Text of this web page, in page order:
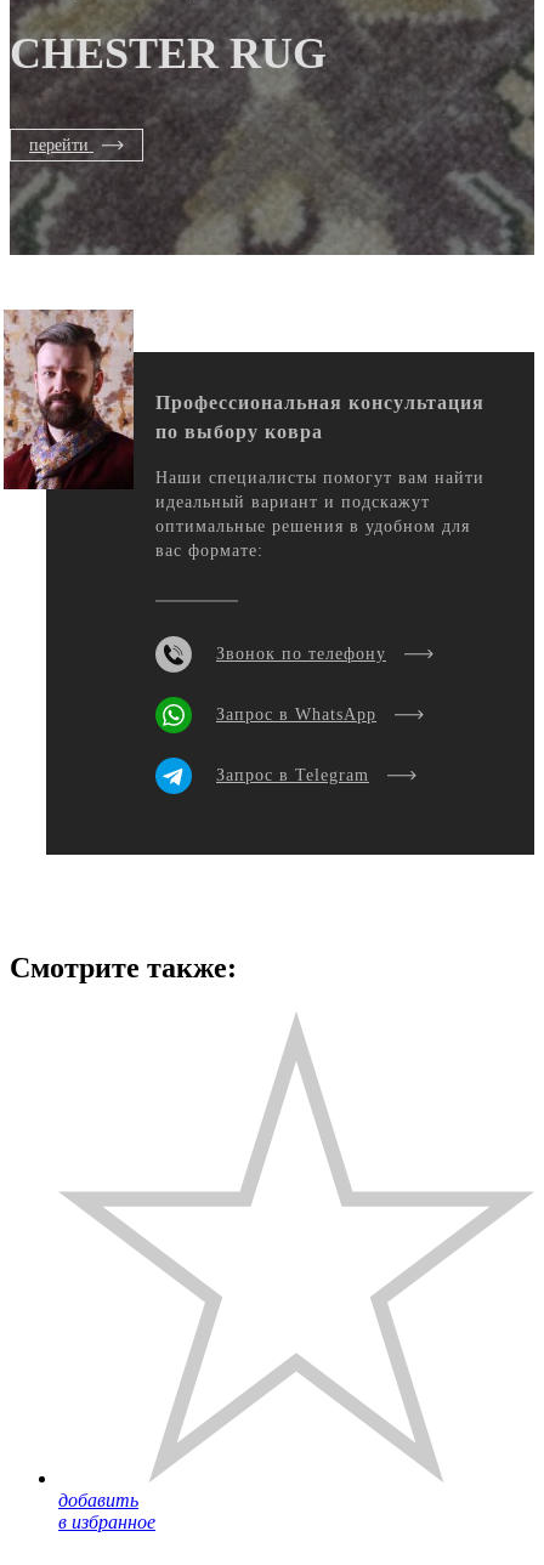
CHESTER RUG
перейти
Профессиональная консультация
по выбору ковра
Наши специалисты помогут вам найти
идеальный вариант и подскажут
оптимальные решения в удобном для
вас формате:
Звонок по телефону
Запрос в WhatsApp
Запрос в Telegram
Смотрите также:
добавить
в избранное